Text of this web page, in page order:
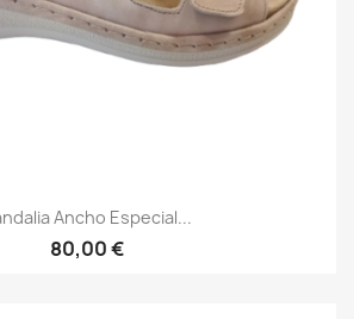
Ancho Especial...
80,00 €